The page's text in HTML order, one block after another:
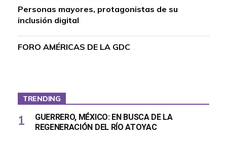
Personas mayores, protagonistas de su
inclusión digital
FORO AMÉRICAS DE LA GDC
TRENDING
GUERRERO, MÉXICO: EN BUSCA DE LA
REGENERACIÓN DEL RÍO ATOYAC